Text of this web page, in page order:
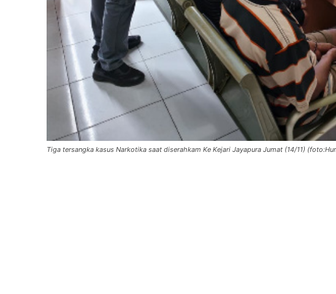
Tiga tersangka kasus Narkotika saat diserahkam Ke Kejari Jayapura Jumat (14/11)